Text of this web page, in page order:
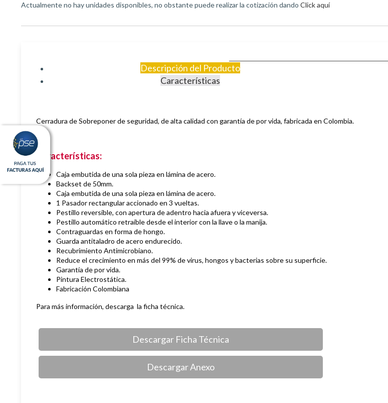
Actualmente no hay unidades disponibles, no obstante puede realizar la cotización dando Click aquí
Descripción del Producto
Características
Cerradura de Sobreponer de seguridad, de alta calidad con garantía de por vida, fabricada en Colombia.
Características:
Caja embutida de una sola pieza en lámina de acero.
Backset de 50mm.
Caja embutida de una sola pieza en lámina de acero.
1 Pasador rectangular accionado en 3 vueltas.
Pestillo reversible, con apertura de adentro hacia afuera y viceversa.
Pestillo automático retraíble desde el interior con la llave o la manija.
Contraguardas en forma de hongo.
Guarda antitaladro de acero endurecido.
Recubrimiento Antimicrobiano.
Reduce el crecimiento en más del 99% de virus, hongos y bacterias sobre su superficie.
Garantía de por vida.
Pintura Electrostática.
Fabricación Colombiana
Para más información, descarga la ficha técnica.
Descargar Ficha Técnica
Descargar Anexo